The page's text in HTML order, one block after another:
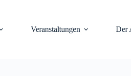
Veranstaltungen Der